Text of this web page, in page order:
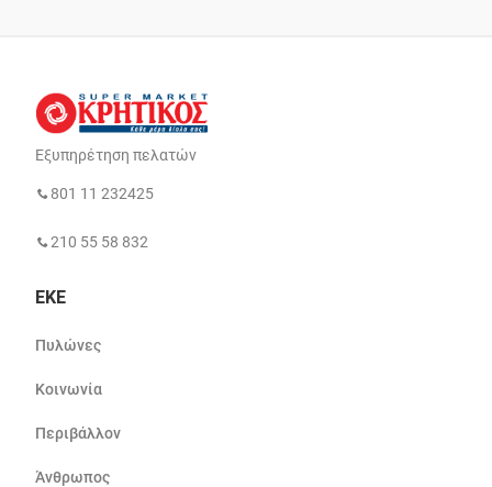
Εξυπηρέτηση πελατών
801 11 232425
210 55 58 832
ΕΚΕ
Πυλώνες
Κοινωνία
Περιβάλλον
Άνθρωπος